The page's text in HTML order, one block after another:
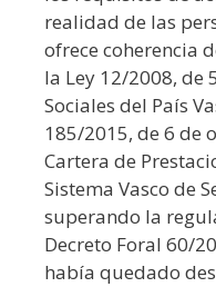
realidad de las
ofrece coherencia
la Ley 12/2008, de
Sociales del País
185/2015, de 6 de
Cartera de
Sistema Vasco de
superando la
Decreto Foral 60/
había quedado